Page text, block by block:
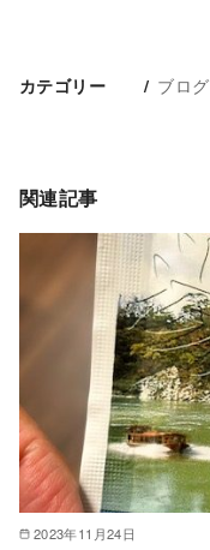
カテゴリー ブログ
関連記事
2023年11月24日